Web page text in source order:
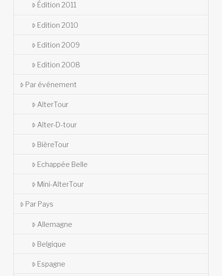
Édition 2011
Edition 2010
Edition 2009
Edition 2008
Par événement
AlterTour
Alter-D-tour
BièreTour
Echappée Belle
Mini-AlterTour
Par Pays
Allemagne
Belgique
Espagne